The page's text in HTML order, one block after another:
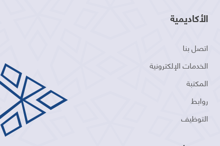
الأكاديمية
اتصل بنا
الخدمات الإلكترونية
المكتبة
روابط
التوظيف